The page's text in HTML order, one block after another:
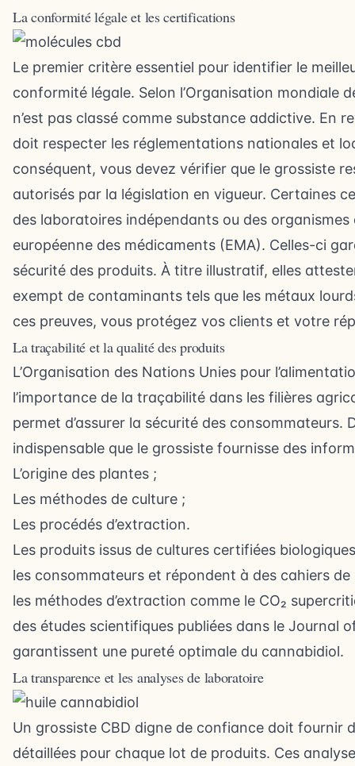
La conformité légale et les certifications
Le premier critère essentiel pour identifier le
conformité légale. Selon l’Organisation mondiale
n’est pas classé comme substance addictive. En
doit respecter les réglementations nationales et
conséquent, vous devez vérifier que le grossiste
autorisés par la législation en vigueur. Certaines
des laboratoires indépendants ou des organismes
européenne des médicaments (EMA). Celles-ci
sécurité des produits. À titre illustratif, elles
exempt de contaminants tels que les métaux
ces preuves, vous protégez vos clients et votre
La traçabilité et la qualité des produits
L’Organisation des Nations Unies pour
l’importance de la traçabilité dans les filières
permet d’assurer la sécurité des consommateurs.
indispensable que le grossiste fournisse des
L’origine des plantes ;
Les méthodes de culture ;
Les procédés d’extraction.
Les produits issus de cultures certifiées
les consommateurs et répondent à des cahiers
les méthodes d’extraction comme le CO₂
des études scientifiques publiées dans le Journal
garantissent une pureté optimale du cannabidiol.
La transparence et les analyses de laboratoire
Un grossiste CBD digne de confiance doit fournir
détaillées pour chaque lot de produits. Ces